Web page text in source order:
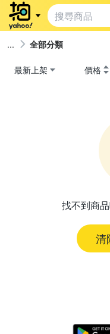
全部分類
最新上架 價格
找不到商
清